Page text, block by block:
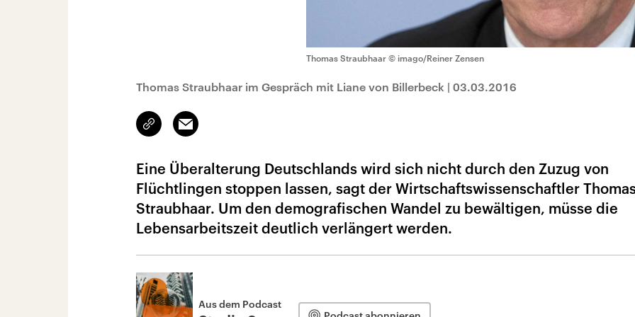
Thomas Straubhaar © imago/Reiner Zensen
Thomas Straubhaar im Gespräch mit Liane von Billerbeck | 03.03.2016
Link
kopieren/teilen
Email
Eine Überalterung Deutschlands wird sich nicht durch den Zuzug von
Flüchtlingen stoppen lassen, sagt der Wirtschaftswissenschaftler
Straubhaar. Um den demografischen Wandel zu bewältigen, müsse die
Lebensarbeitszeit deutlich verlängert werden.
Aus dem Podcast